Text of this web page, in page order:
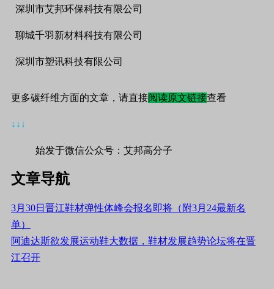
深圳市艾邦环保科技有限公司
聊城千羽新材料科技有限公司
深圳市塑讯科技有限公司
更多碳纤维方面的文章，请直接阅读原文链接查看
↓↓↓
始发于微信公众号：艾邦高分子
文章导航
3月30日晋江鞋材弹性体峰会报名即将（附3月24最新名
单）
阿迪达斯欲发展运动鞋大数据，鞋材发展趋势论坛将在晋
江召开